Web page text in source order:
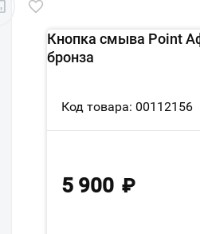
Кнопка смыва Point
бронза
Код товара: 00112156
5 900 ₽